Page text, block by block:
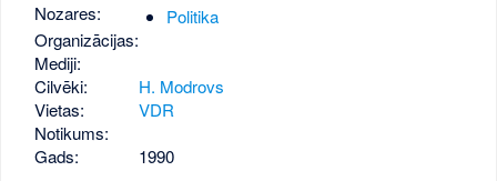
Nozares:
Politika
Organizācijas:
Mediji:
Cilvēki:
H. Modrovs
Vietas:
VDR
Notikums:
Gads:
1990